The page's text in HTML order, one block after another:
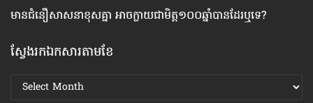
មាន​ជំនឿ​សាសនា​ខុស​គ្នា អាច​ក្លាយ​ជា​មិត្ត១០០ឆ្នាំ​បាន​ដែរ​ឬទេ?
ស្វែងរកឯកសារតាមខែ
ស្វែងរក
ឯកសារ